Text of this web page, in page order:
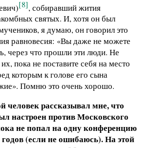
[8], собиравший жития
святых. И, хотя он был
я думаю, он говорил это
равновесия: «Вы даже не можете
через что прошли эти люди. Не
пока не поставите себя на место
которым к голове его сына
Помню это очень хорошо.
человек рассказывал мне, что
настроен против Московского
не попал на одну конференцию
годов (если не ошибаюсь). На этой